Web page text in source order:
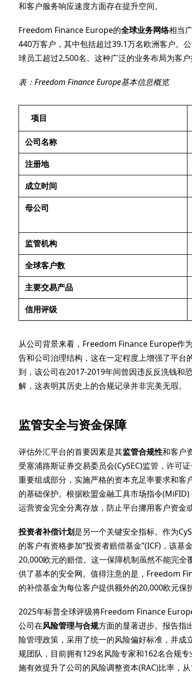
和客户服务响应速度方面存在提升空间。
Freedom Finance Europe的全球业务网络相当
440万客户，其中包括超过39.1万名欧洲客户。
球员工超过2,500名。这种广泛的业务布局为客
表：Freedom Finance Europe基本信息概览
项目
公司名称
注册地
成立时间
母公司
监管机构
全球客户数
主要交易产品
信用评级
从公司背景来看，Freedom Finance Europe作
告和公司治理结构，这在一定程度上增强了平
到，该公司在2017-2019年间曾因违反反洗钱和
解，这表明其历史上的合规记录并非完美无瑕。
监管安全与资金保障
评估外汇平台的首要因素是其监管合规性和客户
受塞浦路斯证券交易委员会(CySEC)监管，许可
重要组成部分，实施严格的资本充足率要求和
的基础保护。根据欧盟金融工具市场指令
运营资金完全分离存放，防止平台挪用客户资金
投资者补偿计划是另一个关键安全指标。作为
的客户有资格参加”投资者赔偿基金”(ICF)，该
20,000欧元的赔偿。这一保障机制虽然不能完
供了基本的安全网。值得注意的是，Freedom
的补偿基金为每位客户提供额外的20,000欧元保
2025年标普全球评级将Freedom Finance
公司在风险管理与合规方面的显著进步。报告指
险管理政策，采用了统一的风险偏好标准，并
规团队，目前拥有129名风险专家和162名合规
施有效提升了公司的风险调整资本(RAC)比率，